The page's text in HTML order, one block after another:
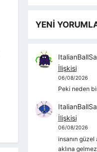
YENİ
İlişkisi
06/08/2026
Peki neden
İlişkisi
06/08/2026
insanın
aklına